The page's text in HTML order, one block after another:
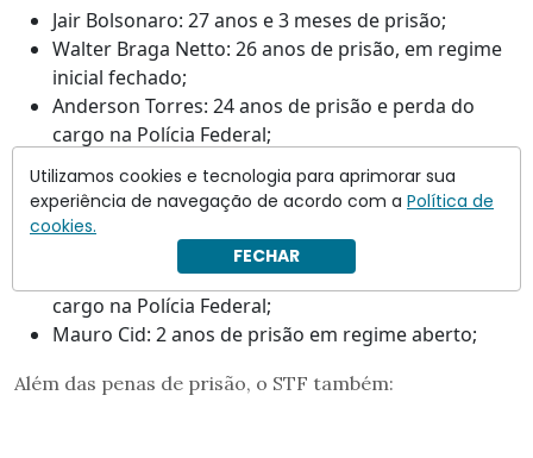
Jair Bolsonaro: 27 anos e 3 meses de prisão;
Walter Braga Netto: 26 anos de prisão, em regime
inicial fechado;
Anderson Torres: 24 anos de prisão e perda do
cargo na Polícia Federal;
Almir Garnier: 24 anos de prisão;
Augusto Heleno: 21 anos de prisão;
Paulo Sérgio Nogueira: 19 anos de prisão;
Alexandre Ramagem: 16 anos e 1 mês de prisão,
com perda do mandato de deputado federal e do
cargo na Polícia Federal;
Mauro Cid: 2 anos de prisão em regime aberto;
Além das penas de prisão, o STF também:
Utilizamos cookies e tecnologia para aprimorar sua
experiência de navegação de acordo com a Política de
cookies.
FECHAR